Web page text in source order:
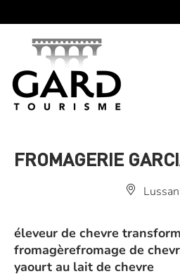
FROMAGERIE
Lussan
éleveur de chevre
fromagèrefromage de
yaourt au lait de chevre